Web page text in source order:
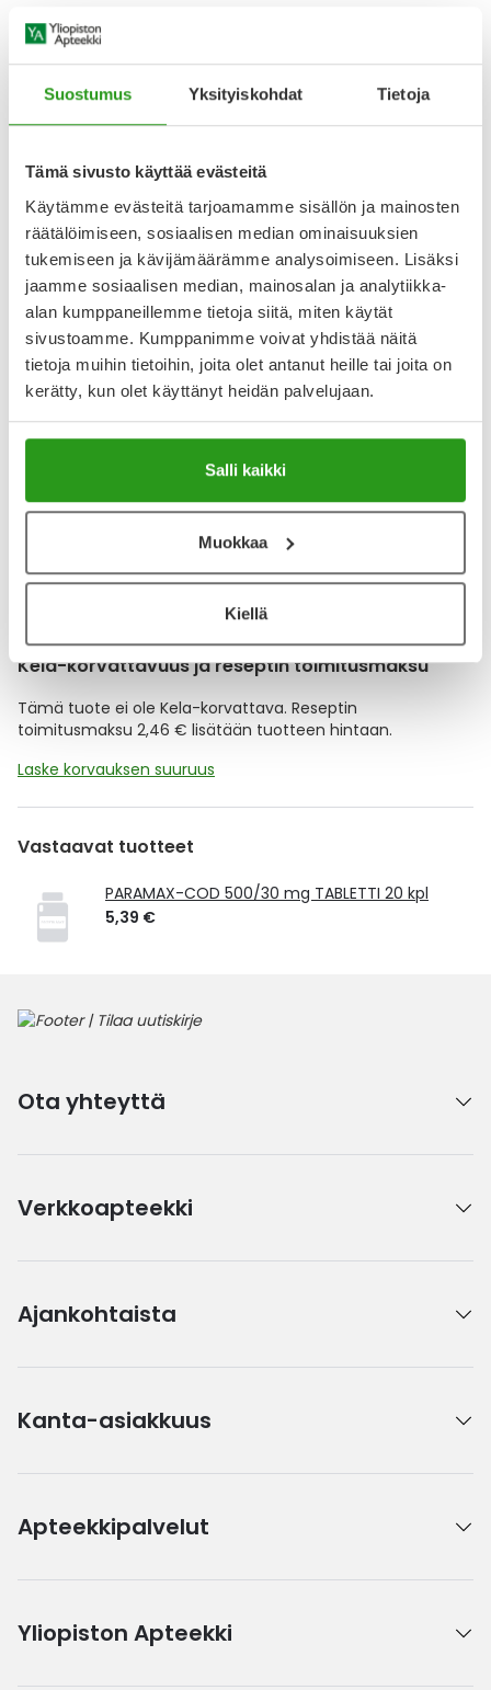
Suostumus Yksityiskohdat Tietoja
Tämä sivusto käyttää evästeitä
Käytämme evästeitä tarjoamamme sisällön ja mainosten
räätälöimiseen, sosiaalisen median ominaisuuksien
tukemiseen ja kävijämäärämme analysoimiseen. Lisäksi
jaamme sosiaalisen median, mainosalan ja analytiikka-
alan kumppaneillemme tietoja siitä, miten käytät
sivustoamme. Kumppanimme voivat yhdistää näitä
tietoja muihin tietoihin, joita olet antanut heille tai joita on
kerätty, kun olet käyttänyt heidän palvelujaan.
Salli kaikki
Muokkaa
Kiellä
Varaa reseptilääke apteekkiin, maksa apteekissa
Katso kaikki PANACOD-tuotteet
YA-muistuttaja
Muistuttajan avulla pidät huolen, että tilaat tarvitsemasi
tuotteet ajoissa, eivätkä ne lopu kesken.
Lisää tuote muistuttajaan
Lue lisää muistuttajasta
Kela-korvattavuus ja reseptin toimitusmaksu
Tämä tuote ei ole Kela-korvattava. Reseptin
toimitusmaksu 2,46 € lisätään tuotteen hintaan.
Laske korvauksen suuruus
Vastaavat tuotteet
PARAMAX-COD 500/30 mg TABLETTI 20 kpl
5,39 €
Ota yhteyttä
Verkkoapteekki
Ajankohtaista
Kanta-asiakkuus
Apteekkipalvelut
Yliopiston Apteekki